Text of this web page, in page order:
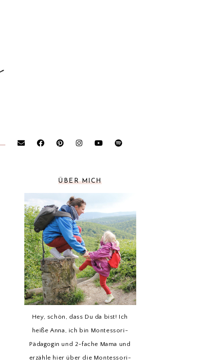
ÜBER MICH
Hey, schön, dass Du da bist! Ich
heiße Anna, ich bin Montessori-
Pädagogin und 2-fache Mama und
erzähle hier über die Montessori-